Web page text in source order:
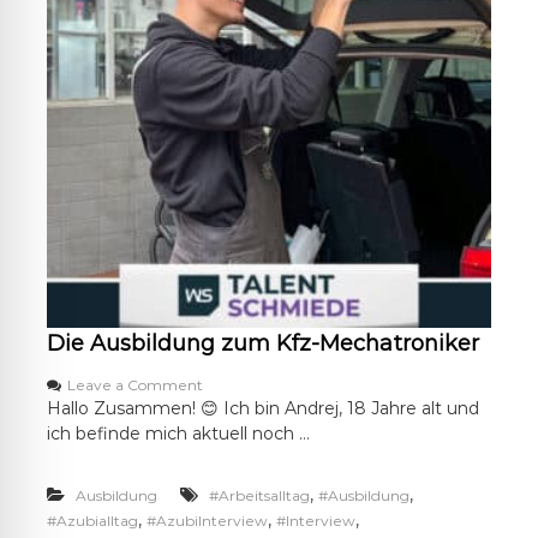
n
!
Die Ausbildung zum Kfz-Mechatroniker
Leave a Commento
n
D
A
Hallo Zusammen! 😊 Ich bin Andrej, 18 Jahre alt und
ich befinde mich aktuell noch …
Ausbildung #Arbeitsalltag, #Ausbildung,
#Azubialltag, #AzubiInterview, #Interview,